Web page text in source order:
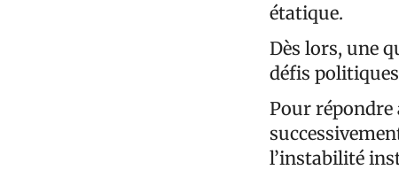
étatique.
Dès lors, une
défis
Pour répondre
l’instabilité